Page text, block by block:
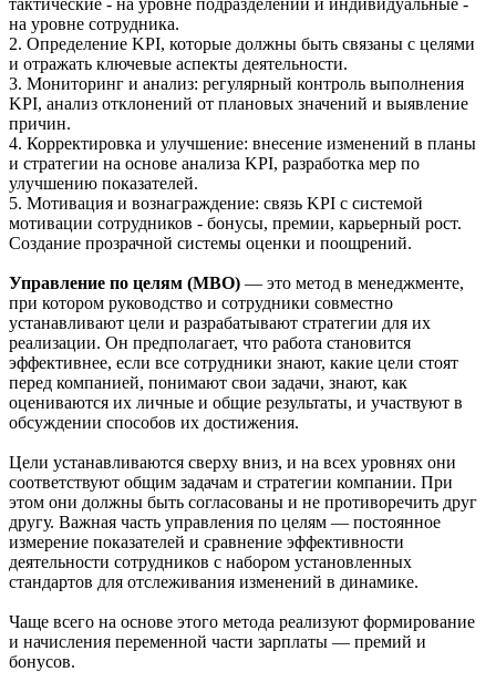
на уровне сотрудника.
2. Определение KPI, которые должны быть связаны с целями
и отражать ключевые аспекты деятельности.
3. Мониторинг и анализ: регулярный контроль выполнения
KPI, анализ отклонений от плановых значений и выявление
причин.
4. Корректировка и улучшение: внесение изменений в планы
и стратегии на основе анализа KPI, разработка мер по
улучшению показателей.
5. Мотивация и вознаграждение: связь KPI с системой
мотивации сотрудников - бонусы, премии, карьерный рост.
Создание прозрачной системы оценки и поощрений.
Управление по целям (MBO) — это метод в менеджменте,
при котором руководство и сотрудники совместно
устанавливают цели и разрабатывают стратегии для их
реализации. Он предполагает, что работа становится
эффективнее, если все сотрудники знают, какие цели стоят
перед компанией, понимают свои задачи, знают, как
оцениваются их личные и общие результаты, и участвуют в
обсуждении способов их достижения.
Цели устанавливаются сверху вниз, и на всех уровнях они
соответствуют общим задачам и стратегии компании. При
этом они должны быть согласованы и не противоречить друг
другу. Важная часть управления по целям — постоянное
измерение показателей и сравнение эффективности
деятельности сотрудников с набором установленных
стандартов для отслеживания изменений в динамике.
Чаще всего на основе этого метода реализуют формирование
и начисления переменной части зарплаты — премий и
бонусов.